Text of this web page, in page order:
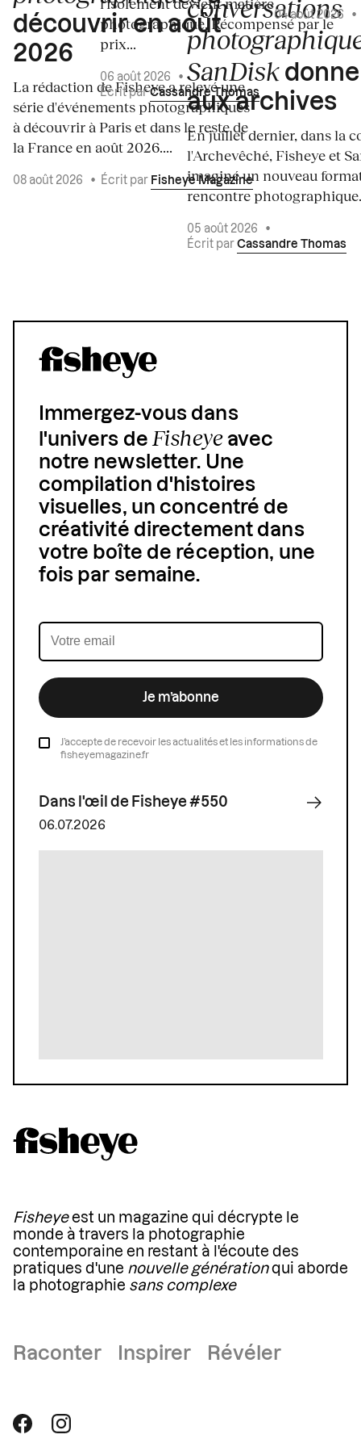
découvrir en août
2026
La rédaction de Fisheye a relevé une
série d'événements photographiques
à découvrir à Paris et dans le reste de
la France en août 2026....
08 août 2026 • Écrit par Fisheye Magazine
l'isolement devient matière
photographique. Récompensé par le
prix...
06 août 2026
•
Écrit parCassandre Thomas
conversations
SanDisk
aux archives
En juillet dernier, dans la
l'Archevêché, Fisheye et
imaginé un nouveau
rencontre
05 août 2026
•
Écrit par Cassandre Thomas
04 août 2026 •
Immergez-vous dans
l'univers de Fisheyeavec
notre newsletter. Une
compilation d'histoires
visuelles, un concentré de
créativité directement dans
votre boîte de réception, une
fois par semaine.
Je m’abonne
J’accepte de recevoir les actualités et les informations de
fisheyemagazine.fr
Dans l'œil de Fisheye #550
06.07.2026
Fisheyeest un magazine qui décrypte le
monde à travers la photographie
contemporaine en restant à l'écoute des
pratiques d'une nouvelle générationqui aborde
la photographie sans complexe
Raconter Inspirer Révéler